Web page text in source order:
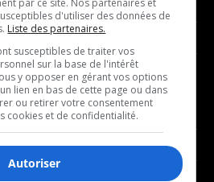
MUSIQUE
- Décompte franco
- Joué récemment
BALADOS
d'utiliser des données de
Liste des partenaires.
susceptibles de traiter vos
sur la base de l'intérêt
y opposer en gérant vos options
lien en bas de cette page ou dans
ou retirer votre consentement
cookies et de confidentialité.
Autoriser